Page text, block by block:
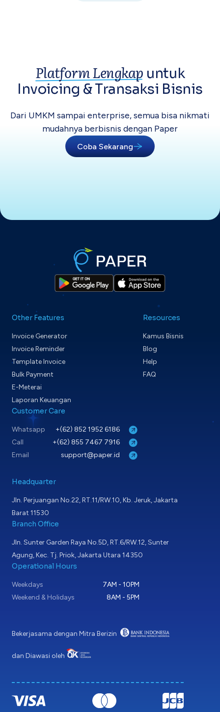
Platform Lengkap untuk
Invoicing &Transaksi Bisnis
Dari UMKM sampai enterprise, semua bisa nikmati
mudahnya berbisnis dengan Paper
Coba Sekarang
Other Features
Invoice Generator
Invoice Reminder
Template Invoice
Bulk Payment
E-Meterai
Laporan Keuangan
Resources
Kamus Bisnis
Blog
Help
FAQ
Customer Care
Whatsapp
+(62) 852 1952 6186
Call
+(62) 855 7467 7916
Email
support@paper.id
Headquarter
Jln. Perjuangan No.22, RT.11/RW.10, Kb. Jeruk, Jakarta
Barat 11530
Branch Office
Jln. Sunter Garden Raya No.5D, RT.6/RW.12, Sunter
Agung, Kec. Tj. Priok, Jakarta Utara 14350
Operational Hours
Weekdays
7AM - 10PM
Weekend & Holidays
8AM - 5PM
Bekerjasama dengan Mitra Berizin
dan Diawasi oleh